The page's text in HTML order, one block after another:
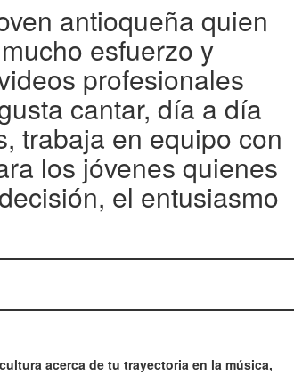
antioqueña quien
esfuerzo y
profesionales
cantar, día a día
trabaja en equipo con
los jóvenes quienes
el entusiasmo
acerca de tu trayectoria en la música,